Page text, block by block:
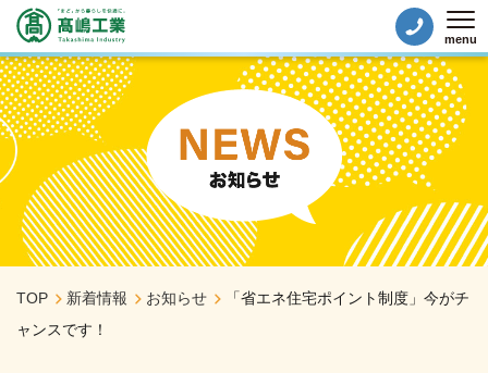
menu
TOP 新着情報 お知らせ
「省エネ住宅ポイント制度」今がチ
ャンスです！